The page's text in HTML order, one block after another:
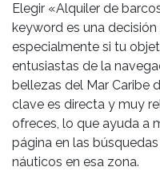
Elegir «Alquiler de
keyword es una
especialmente si tu
entusiastas de la
bellezas del Mar Caribe
clave es directa y muy
ofreces, lo que ayuda a
página en las
náuticos en esa zona.